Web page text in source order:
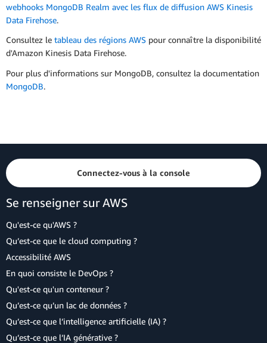
webhooks MongoDB Realm avec les flux de diffusion AWS Kinesis
Data Firehose.
Consultez le tableau des régions AWS pour connaître la disponibilité
d'Amazon Kinesis Data Firehose.
Pour plus d'informations sur MongoDB, consultez la documentation
MongoDB.
Connectez-vous à la console
Se renseigner sur AWS
Qu'est-ce qu'AWS ?
Qu’est-ce que le cloud computing ?
Accessibilité AWS
En quoi consiste le DevOps ?
Qu'est-ce qu'un conteneur ?
Qu’est-ce qu’un lac de données ?
Qu’est-ce que l’intelligence artificielle (IA) ?
Qu’est-ce que l’IA générative ?